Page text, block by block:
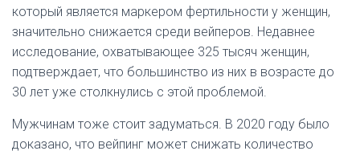
который является маркером фертильности у женщин,
значительно снижается среди вейперов. Недавнее
исследование, охватывающее 325 тысяч женщин,
подтверждает, что большинство из них в возрасте до
30 лет уже столкнулись с этой проблемой.
Мужчинам тоже стоит задуматься. В 2020 году было
доказано, что вейпинг может снижать количество